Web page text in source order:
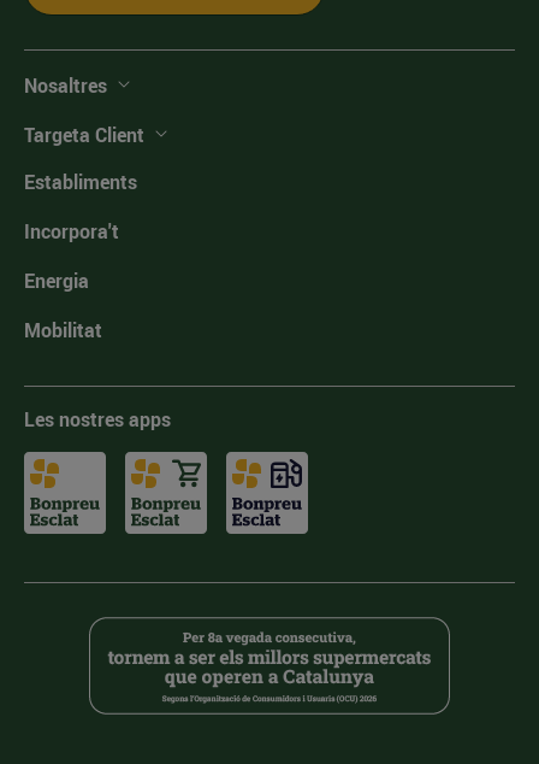
Nosaltres
Targeta Client
Establiments
Incorpora't
Energia
Mobilitat
Les nostres apps